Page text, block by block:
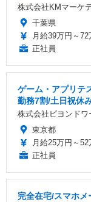
株式会社KMマーケ
千葉県
月給39万円～72
正社員
ゲーム・アプリテ
勤務7割/土日祝休
株式会社ビヨンドワ
東京都
月給25万円～52
正社員
完全在宅/スマホ